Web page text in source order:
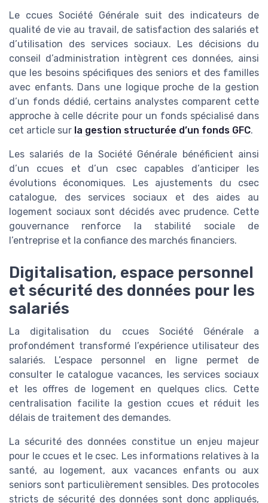
Le ccues Société Générale suit des indicateurs de
qualité de vie au travail, de satisfaction des salariés et
d’utilisation des services sociaux. Les décisions du
conseil d’administration intègrent ces données, ainsi
que les besoins spécifiques des seniors et des familles
avec enfants. Dans une logique proche de la gestion
d’un fonds dédié, certains analystes comparent cette
approche à celle décrite pour un fonds spécialisé dans
cet article sur la gestion structurée d’un fonds GFC.
Les salariés de la Société Générale bénéficient ainsi
d’un ccues et d’un csec capables d’anticiper les
évolutions économiques. Les ajustements du csec
catalogue, des services sociaux et des aides au
logement sociaux sont décidés avec prudence. Cette
gouvernance renforce la stabilité sociale de
l’entreprise et la confiance des marchés financiers.
Digitalisation, espace personnel
et sécurité des données pour les
salariés
La digitalisation du ccues Société Générale a
profondément transformé l’expérience utilisateur des
salariés. L’espace personnel en ligne permet de
consulter le catalogue vacances, les services sociaux
et les offres de logement en quelques clics. Cette
centralisation facilite la gestion ccues et réduit les
délais de traitement des demandes.
La sécurité des données constitue un enjeu majeur
pour le ccues et le csec. Les informations relatives à la
santé, au logement, aux vacances enfants ou aux
seniors sont particulièrement sensibles. Des protocoles
stricts de sécurité des données sont donc appliqués,